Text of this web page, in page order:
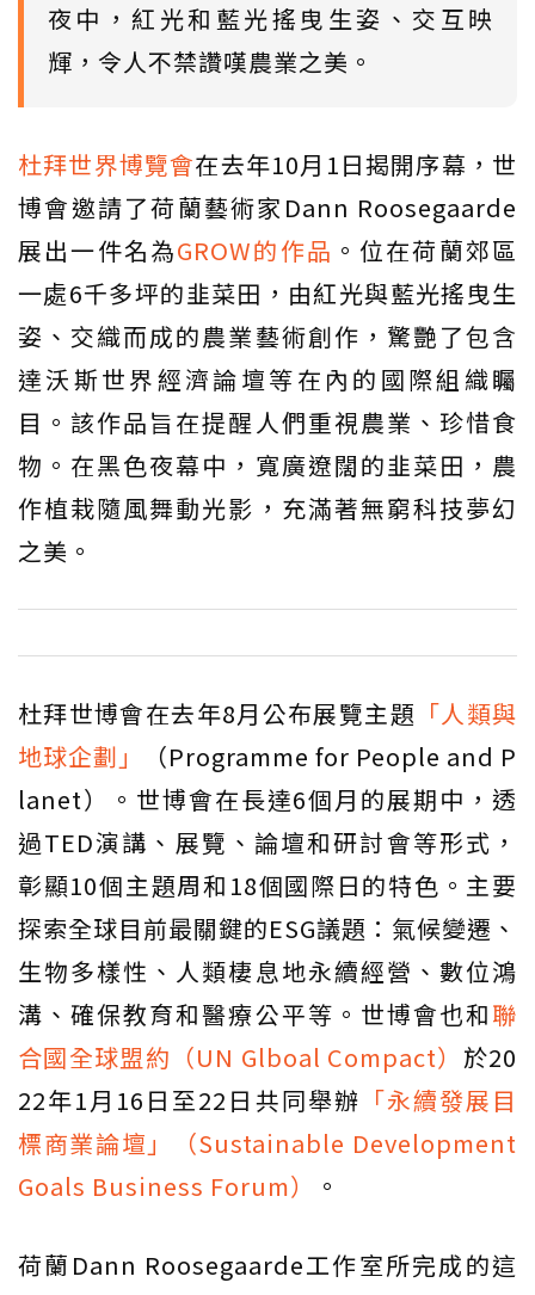
夜中，紅光和藍光搖曳生姿、交互映
輝，令人不禁讚嘆農業之美。
杜拜世界博覽會在去年10月1日揭開序幕，世
博會邀請了荷蘭藝術家Dann Roosegaarde
展出一件名為GROW的作品 。位在荷蘭郊區
一處6千多坪的韭菜田，由紅光與藍光搖曳生
姿、交織而成的農業藝術創作，驚艷了包含
達沃斯世界經濟論壇等在內的國際組織矚
目。該作品旨在提醒人們重視農業、珍惜食
物。在黑色夜幕中，寬廣遼闊的韭菜田，農
作植栽隨風舞動光影，充滿著無窮科技夢幻
之美。
杜拜世博會在去年8月公布展覽主題 「人類與
地球企劃」
（Programme for People and P
lanet）。世博會在長達6個月的展期中，透
過TED演講、展覽、論壇和研討會等形式，
彰顯10個主題周和18個國際日的特色。主要
探索全球目前最關鍵的ESG議題：氣候變遷、
生物多樣性、人類棲息地永續經營、數位鴻
溝、確保教育和醫療公平等。世博會也和聯
合國全球盟約（UN Glboal Compact） 於20
22年1月16日至22日共同舉辦 「永續發展目
標商業論壇」（Sustainable Development
Goals Business Forum）
。
荷蘭Dann Roosegaarde工作室所完成的這